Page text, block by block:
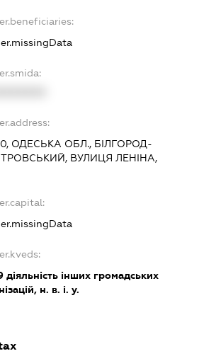
ОДЕСЬКА ОБЛ., БІЛГОРОД-
ВУЛИЦЯ ЛЕНІНА,
діяльність інших громадських
н. в. і. у.